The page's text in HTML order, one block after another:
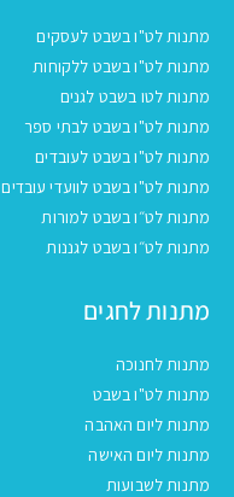
מתנות לט"ו בשבט לעסקים
מתנות לט"ו בשבט ללקוחות
מתנות לטו בשבט לגנים
מתנות לט"ו בשבט לבתי ספר
מתנות לט"ו בשבט לעובדים
מתנות לט"ו בשבט לוועדי עובדים
מתנות לט״ו בשבט למורות
מתנות לט״ו בשבט לגננות
מתנות לחגים
מתנות לחנוכה
מתנות לט"ו בשבט
מתנות ליום האהבה
מתנות ליום האישה
מתנות לשבועות